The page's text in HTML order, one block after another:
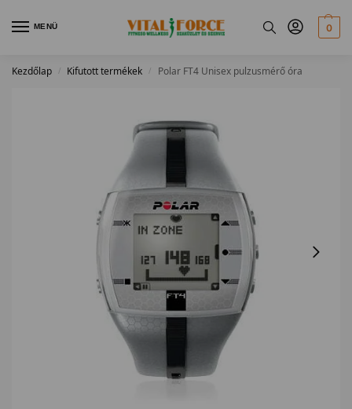
MENÜ 0
Kezdőlap / Kifutott termékek / Polar FT4 Unisex pulzusmérő óra